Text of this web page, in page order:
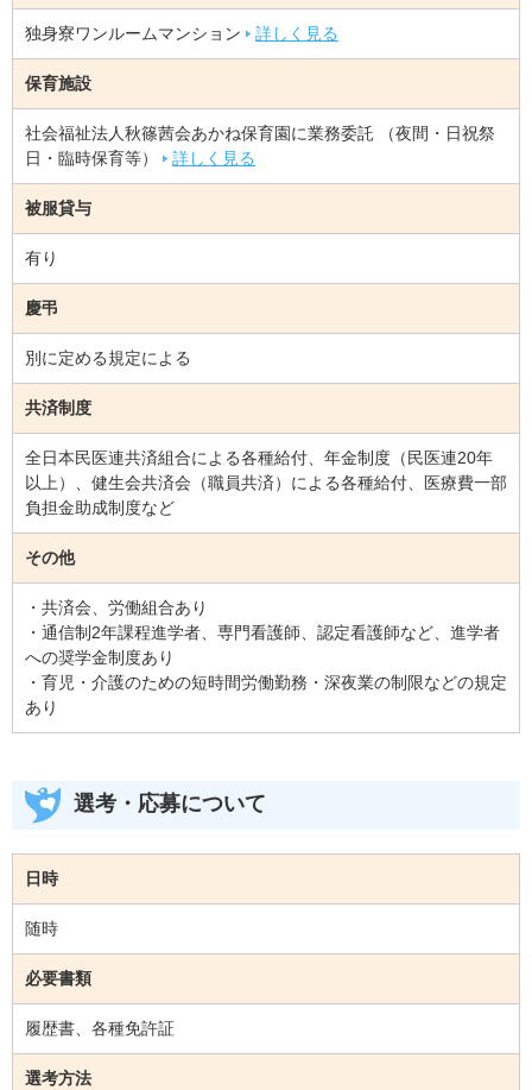
独身寮ワンルームマンション 詳しく見る
保育施設
社会福祉法人秋篠茜会あかね保育園に業務委託 （夜間・日祝祭
日・臨時保育等）
詳しく見る
被服貸与
有り
慶弔
別に定める規定による
共済制度
全日本民医連共済組合による各種給付、年金制度（民医連20年
以上）、健生会共済会（職員共済）による各種給付、医療費一部
負担金助成制度など
その他
・共済会、労働組合あり
・通信制2年課程進学者、専門看護師、認定看護師など、進学者
への奨学金制度あり
・育児・介護のための短時間労働勤務・深夜業の制限などの規定
あり
選考・応募について
日時
随時
必要書類
履歴書、各種免許証
選考方法